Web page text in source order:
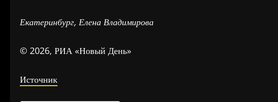
Екатеринбург, Елена Владимирова
© 2026, РИА «Новый День»
Источник